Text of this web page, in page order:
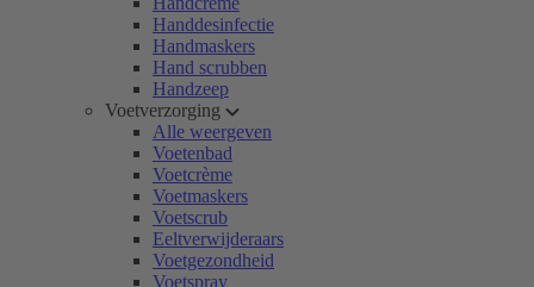
Handdesinfectie
Handmaskers
Hand scrubben
Handzeep
Voetverzorging
Alle weergeven
Voetenbad
Voetcrème
Voetmaskers
Voetscrub
Eeltverwijderaars
Voetgezondheid
Voetspray